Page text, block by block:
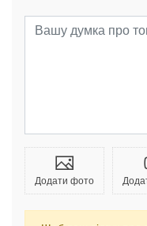
Додати фото